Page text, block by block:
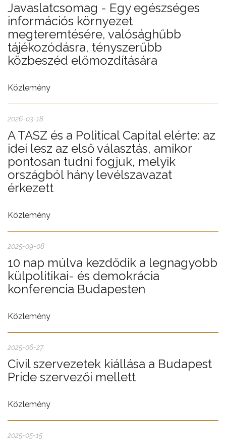
Javaslatcsomag - Egy egészséges
információs környezet
megteremtésére, valósághűbb
tájékozódásra, tényszerűbb
közbeszéd előmozdítására
Közlemény
2026-03-18
A TASZ és a Political Capital elérte: az
idei lesz az első választás, amikor
pontosan tudni fogjuk, melyik
országból hány levélszavazat
érkezett
Közlemény
2025-09-08
10 nap múlva kezdődik a legnagyobb
külpolitikai- és demokrácia
konferencia Budapesten
Közlemény
2025-06-27
Civil szervezetek kiállása a Budapest
Pride szervezői mellett
Közlemény
2025-05-15